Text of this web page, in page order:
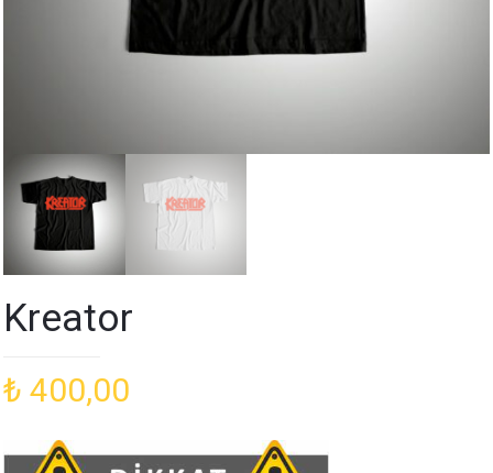
Kreator
₺ 400,00